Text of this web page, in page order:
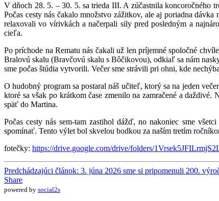
V dňoch 28. 5. – 30. 5. sa trieda III. A zúčastnila koncoročného
Počas cesty nás čakalo množstvo zážitkov, ale aj poriadna
relaxovali vo vírivkách a načerpali sily pred posledným a
cieľa.
Po príchode na Rematu nás čakali už len príjemné spoločné
Bralovú skalu (Bravčovú skalu s Bôčikovou), odkiaľ sa nám
sme počas štúdia vytvorili. Večer sme strávili pri ohni, kde
O hudobný program sa postaral náš učiteľ, ktorý sa na jeden
ktoré sa však po krátkom čase zmenilo na zamračené a
späť do Martina.
Počas cesty nás sem-tam zastihol dážď, no nakoniec sme
spomínať. Tento výlet bol skvelou bodkou za naším tretím
fotečky: https://drive.google.com/drive/folders/
Predchádzajúci článok: 3. júna 2026 sme si pripomenuli 200.
Share
powered by social2s